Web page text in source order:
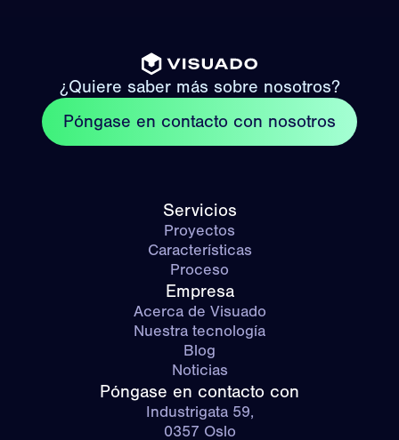
¿Quiere saber más sobre nosotros?
Póngase en contacto con nosotros
Servicios
Proyectos
Características
Proceso
Empresa
Acerca de Visuado
Nuestra tecnología
Blog
Noticias
Póngase en contacto con
Industrigata 59,
0357 Oslo